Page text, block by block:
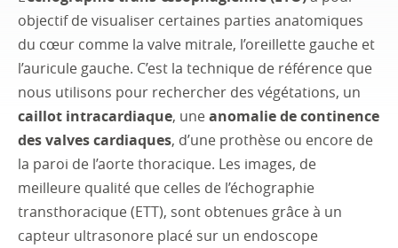
objectif de visualiser certaines parties anatomiques
du cœur comme la valve mitrale, l’oreillette gauche et
l’auricule gauche. C’est la technique de référence que
nous utilisons pour rechercher des végétations, un
caillot intracardiaque, uneanomalie de continence
des valves cardiaques, d’une prothèse ou encore de
la paroi de l’aorte thoracique. Les images, de
meilleure qualité que celles de l’échographie
transthoracique (ETT), sont obtenues grâce à un
capteur ultrasonore placé sur un endoscope